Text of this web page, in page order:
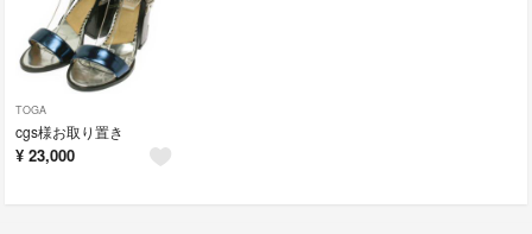
TOGA
cgs様お取り置き
¥ 23,000